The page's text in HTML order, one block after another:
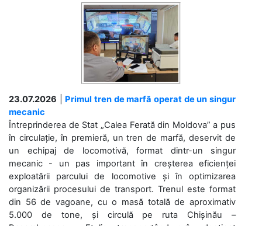
23.07.2026
Primul tren de marfă operat de un singur
mecanic
Întreprinderea de Stat „Calea Ferată din Moldova” a pus
în circulație, în premieră, un tren de marfă, deservit de
un echipaj de locomotivă, format dintr-un singur
mecanic - un pas important în creșterea eficienței
exploatării parcului de locomotive și în optimizarea
organizării procesului de transport. Trenul este format
din 56 de vagoane, cu o masă totală de aproximativ
5.000 de tone, și circulă pe ruta Chișinău –